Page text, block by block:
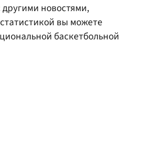
новостями,
вы можете
баскетбольной